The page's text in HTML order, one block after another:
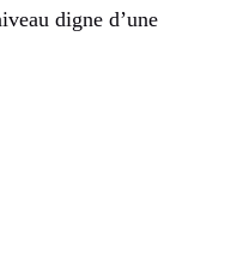
digne d’une